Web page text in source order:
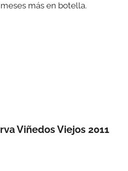
más en botella.
Viñedos Viejos 2011